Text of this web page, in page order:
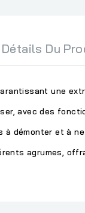
Détails Du
une
avec des
démonter et à
agrumes,